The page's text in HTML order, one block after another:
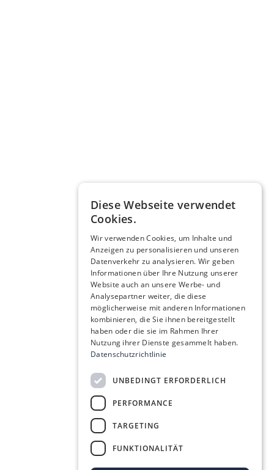
Diese Webseite verwendet
Cookies.
Wir verwenden Cookies, um Inhalte und
Anzeigen zu personalisieren und unseren
Datenverkehr zu analysieren. Wir geben
Informationen über Ihre Nutzung unserer
Website auch an unsere Werbe- und
Analysepartner weiter, die diese
möglicherweise mit anderen Informationen
kombinieren, die Sie ihnen bereitgestellt
haben oder die sie im Rahmen Ihrer
Nutzung ihrer Dienste gesammelt haben.
Datenschutzrichtlinie
UNBEDINGT ERFORDERLICH
PERFORMANCE
TARGETING
FUNKTIONALITÄT